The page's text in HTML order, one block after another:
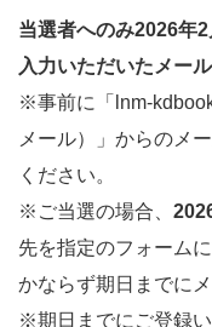
当選者へのみ2026年
入力いただいたメー
※事前に「lnm-
メール）」からのメ
ください。
※ご当選の場合、
先を指定のフォーム
かならず期日までに
※期日までにご登録